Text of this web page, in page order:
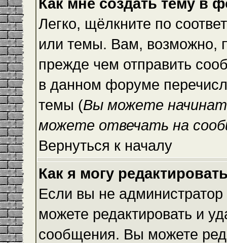
Легко, щёлкните по
или темы. Вам, возможно,
прежде чем отправить
в данном форуме
темы (Вы можете
можете отвечать на
Вернуться к началу
Как я могу
Если вы не
можете редактировать и
сообщения. Вы можете